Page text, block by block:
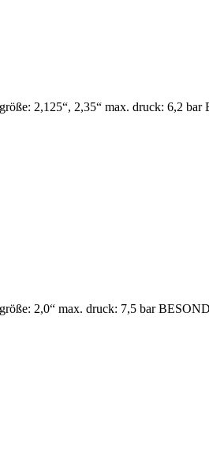
2,125“, 2,35“ max. druck: 6,2
2,0“ max. druck: 7,5 bar